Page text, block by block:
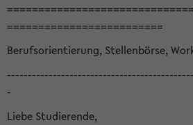
=========================
Berufsorientierung, Stellenbörse,
-
Liebe Studierende,